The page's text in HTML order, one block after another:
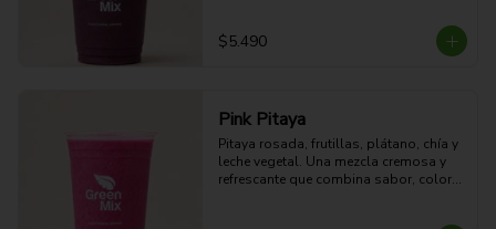
$5.490
Pink Pitaya
Pitaya rosada, frutillas, plátano, chía y
leche vegetal. Una mezcla cremosa y
refrescante que combina sabor, color y